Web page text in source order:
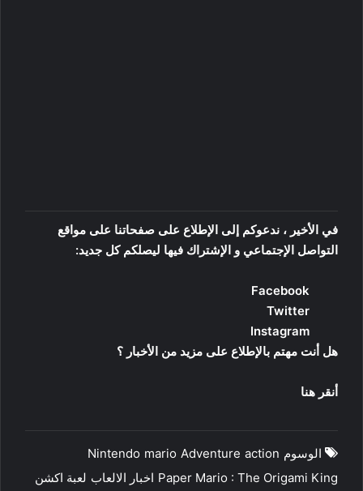
في الأخير ، ندعوكم إلى الإطلاع على صفحاتنا على مواقع
التواصل الإجتماعي و الإشتراك فيها ليصلكم كل جديد:
Facebook
Twitter
Instagram
هل أنت مهتم بالإطلاع على مزيد من الأخبار ؟
أنقر هنا
الوسوم action
Adventure
mario
Nintendo
Paper Mario : The Origami King اخبار الالعاب لعبة اكشن